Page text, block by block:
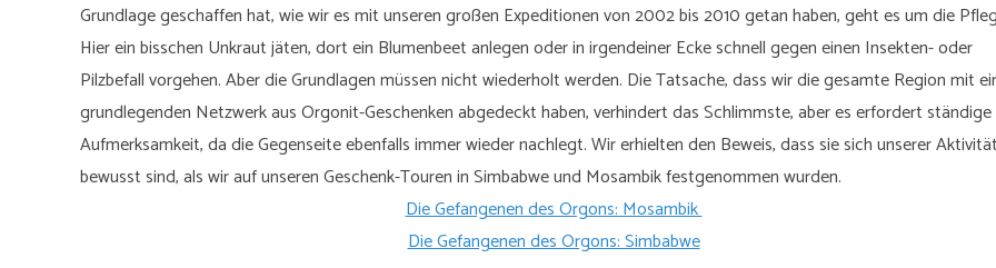
Grundlage geschaffen hat, wie wir es mit unseren großen Expeditionen von 2002 bis 2010 getan haben, geht es um die
Hier ein bisschen Unkraut jäten, dort ein Blumenbeet anlegen oder in irgendeiner Ecke schnell gegen einen Insekten- oder
Pilzbefall vorgehen. Aber die Grundlagen müssen nicht wiederholt werden. Die Tatsache, dass wir die gesamte Region mit
grundlegenden Netzwerk aus Orgonit-Geschenken abgedeckt haben, verhindert das Schlimmste, aber es erfordert ständige
Aufmerksamkeit, da die Gegenseite ebenfalls immer wieder nachlegt. Wir erhielten den Beweis, dass sie sich unserer
bewusst sind, als wir auf unseren Geschenk-Touren in Simbabwe und Mosambik festgenommen wurden.
Die Gefangenen des Orgons: Mosambik
Die Gefangenen des Orgons: Simbabwe